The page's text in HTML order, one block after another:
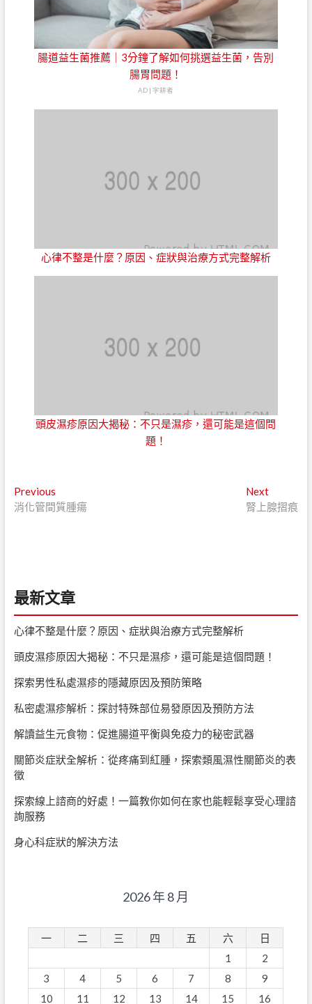
腸道益生菌推薦｜3分鐘了解如何挑選益生菌，告別
腸胃問題！
AD | 字耕者
心律不整是什麼？原因、症狀與治療方式完整解析
頭皮濕疹原因大揭秘：不只是濕疹，還可能是這個問
題！
文
章
PreviousPrevious
post:
消化管間質腫瘍
NextNext
post:
腎上腺摺痕
最新文章
心律不整是什麼？原因、症狀與治療方式完整解析
頭皮濕疹原因大揭秘：不只是濕疹，還可能是這個問題！
探索男性私處濕疹的隱藏原因及預防策略
私密處濕疹解析：探討特殊部位易發原因及預防方法
解讀益生元食物：促進腸道平衡與免疫力的秘密武器
關節炎症狀全解析：從疼痛到紅腫，探索類風濕性關節炎的表
徵
探索線上諮商的好處！一篇教你如何在家也能輕鬆享受心理諮
詢服務
身心科症狀的解決方法
2026 年 8 月
一 二 三 四 五 六
日
1
2
3
4 5 6 7 8
9
10
11 12 13 14 15 16